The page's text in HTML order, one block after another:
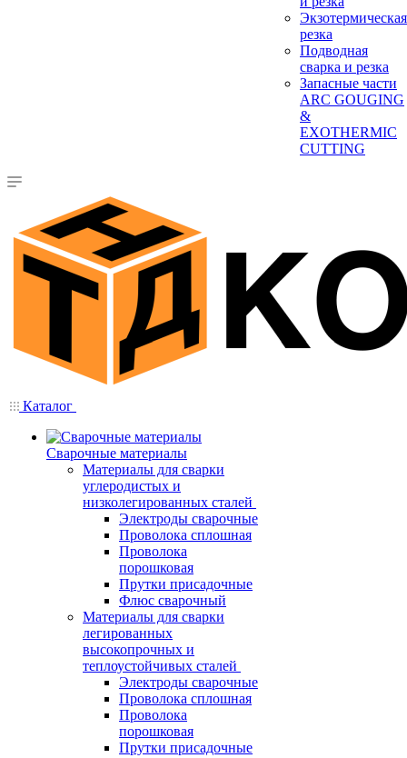
Экзотермическая
резка
Подводная
сварка и резка
Запасные части
ARC GOUGING
&
EXOTHERMIC
CUTTING
Каталог
Сварочные материалы
Материалы для сварки
углеродистых и
низколегированных сталей
Электроды сварочные
Проволока сплошная
Проволока
порошковая
Прутки присадочные
Флюс сварочный
Материалы для сварки
легированных
высокопрочных и
теплоустойчивых сталей
Электроды сварочные
Проволока сплошная
Проволока
порошковая
Прутки присадочные